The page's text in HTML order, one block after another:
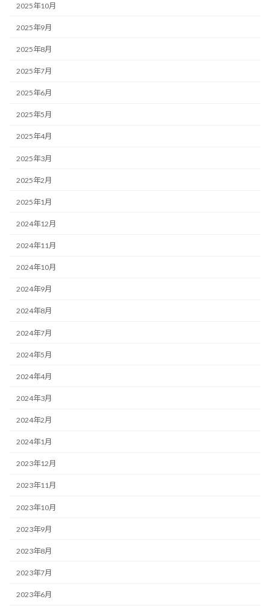
2025年10月
2025年9月
2025年8月
2025年7月
2025年6月
2025年5月
2025年4月
2025年3月
2025年2月
2025年1月
2024年12月
2024年11月
2024年10月
2024年9月
2024年8月
2024年7月
2024年5月
2024年4月
2024年3月
2024年2月
2024年1月
2023年12月
2023年11月
2023年10月
2023年9月
2023年8月
2023年7月
2023年6月